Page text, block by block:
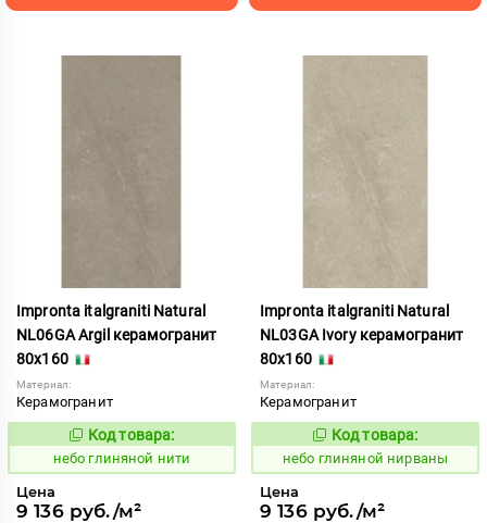
Impronta italgraniti Natural
NL06GA Argil керамогранит
80x160
Материал:
Керамогранит
1111560
Код товара:
небо глиняной нити
Цена
9 136 руб./м²
Impronta italgraniti Natural
NL03GA Ivory керамогранит
80x160
Материал:
Керамогранит
1111559
Код товара:
небо глиняной нирваны
Цена
9 136 руб./м²